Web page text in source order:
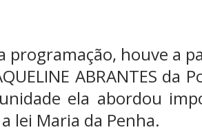
programação, houve a
ABRANTES
ela abordou
lei Maria da Penha.